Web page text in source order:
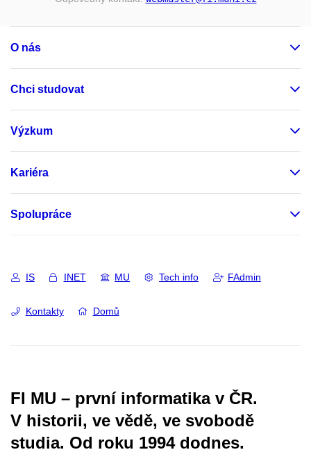
O nás
Chci studovat
Výzkum
Kariéra
Spolupráce
IS INET MU Tech info FAdmin
Kontakty Domů
FI MU – první informatika v ČR.
V historii, ve vědě, ve svobodě
studia. Od roku 1994 dodnes.